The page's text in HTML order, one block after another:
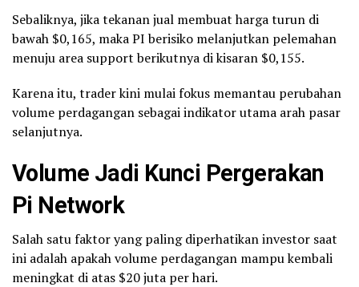
Sebaliknya, jika tekanan jual membuat harga turun di
bawah $0,165, maka PI berisiko melanjutkan pelemahan
menuju area support berikutnya di kisaran $0,155.
Karena itu, trader kini mulai fokus memantau perubahan
volume perdagangan sebagai indikator utama arah pasar
selanjutnya.
Volume Jadi Kunci Pergerakan
Pi Network
Salah satu faktor yang paling diperhatikan investor saat
ini adalah apakah volume perdagangan mampu kembali
meningkat di atas $20 juta per hari.